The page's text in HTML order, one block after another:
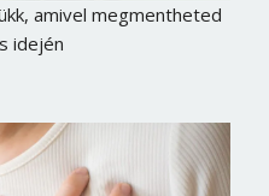
amivel megmentheted
idején